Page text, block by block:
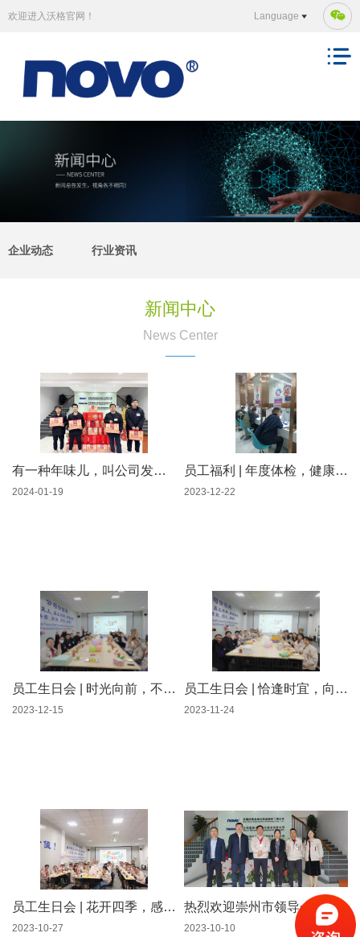
欢迎进入沃格官网！ Language
企业动态 行业资讯
新闻中心
News Center
有一种年味儿，叫公司发年货啦！
2024-01-19
员工福利 | 年度体检，健康生活
2023-12-22
员工生日会 | 时光向前，不负热爱
2023-12-15
员工生日会 | 恰逢时宜，向暖而行
2023-11-24
员工生日会 | 花开四季，感谢有你！
2023-10-27
热烈欢迎崇州市领导一行莅临沃格装备参观指导
2023-10-10